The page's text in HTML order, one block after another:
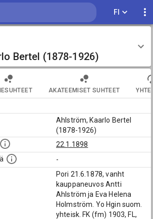
FI
Bertel (1878-1926)
AKATEEMISET SUHTEET
Ahlström, Kaarlo Bertel
(1878-1926)
22.1.1898
-
Pori 21.6.1878, vanht
kauppaneuvos Antti
Ahlström ja Eva Helena
Holmström. Yo Hgin suom.
yhteisk. FK (fm) 1903, FL,